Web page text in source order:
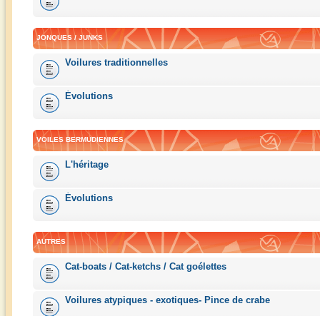
JONQUES / JUNKS
Voilures traditionnelles
Évolutions
VOILES BERMUDIENNES
L'héritage
Évolutions
AUTRES
Cat-boats / Cat-ketchs / Cat goélettes
Voilures atypiques - exotiques- Pince de crabe